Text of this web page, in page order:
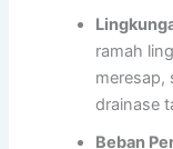
ramah
meresap,
drainase
Beban